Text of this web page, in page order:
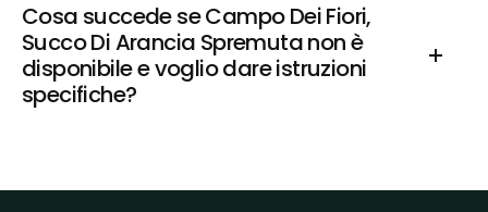
Cosa succede se Campo Dei Fiori,
Succo Di Arancia Spremuta non è
disponibile e voglio dare istruzioni
specifiche?